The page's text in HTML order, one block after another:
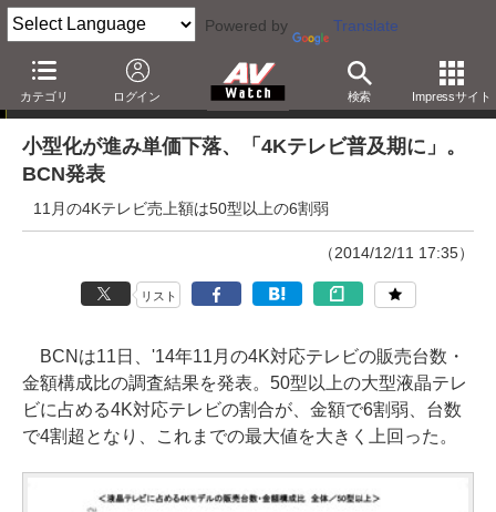
Powered by Translate
カテゴリ ログイン 検索 Impressサイト
ニュース
小型化が進み単価下落、「4Kテレビ普及期に」。
BCN発表
11月の4Kテレビ売上額は50型以上の6割弱
（2014/12/11 17:35）
リスト
BCNは11日、'14年11月の4K対応テレビの販売台数・
金額構成比の調査結果を発表。50型以上の大型液晶テレ
ビに占める4K対応テレビの割合が、金額で6割弱、台数
で4割超となり、これまでの最大値を大きく上回った。